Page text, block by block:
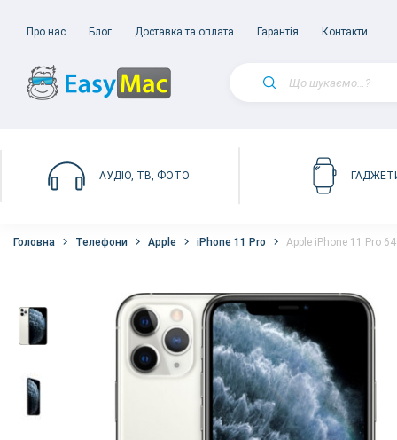
Про нас Блог Доставка та оплата Гарантія Контакти
АУДІО, ТВ, ФОТО
Головна Телефони Apple iPhone 11 Pro Apple iPhone 11 Pro